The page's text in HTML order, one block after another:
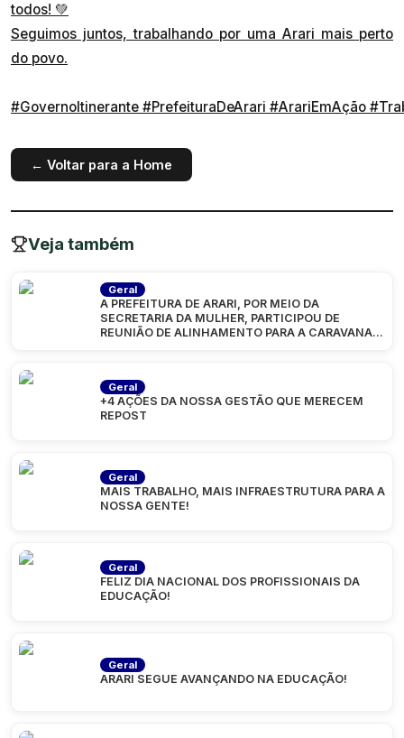
todos! 💚
Seguimos juntos, trabalhando por uma Arari mais perto
do povo.
#GovernoItinerante #PrefeituraDeArari #ArariEmAção
← Voltar para a Home
Veja também
Geral
A PREFEITURA DE ARARI, POR MEIO DA
SECRETARIA DA MULHER, PARTICIPOU DE
REUNIÃO DE ALINHAMENTO PARA A CARAVANA
Geral
+4 AÇÕES DA NOSSA GESTÃO QUE MERECEM
REPOST
Geral
MAIS TRABALHO, MAIS INFRAESTRUTURA PARA A
NOSSA GENTE!
Geral
FELIZ DIA NACIONAL DOS PROFISSIONAIS DA
EDUCAÇÃO!
Geral
ARARI SEGUE AVANÇANDO NA EDUCAÇÃO!